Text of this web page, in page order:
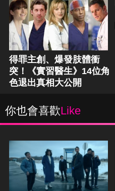
得罪主創、爆發肢體衝
突！《實習醫生》14位角
色退出真相大公開
你也會喜歡Like